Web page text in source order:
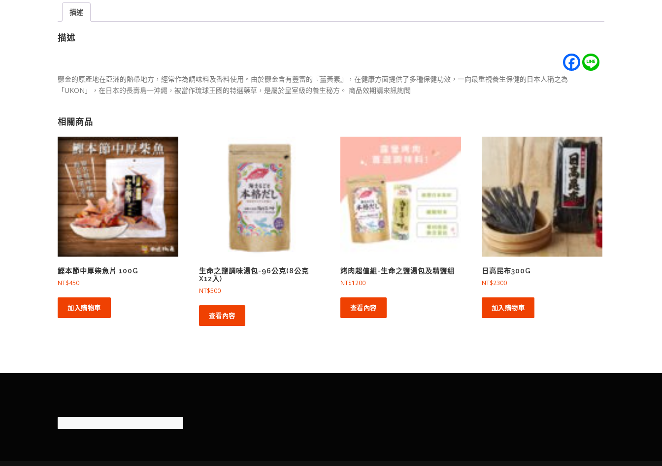
描述
描述
鬱金的原產地在亞洲的熱帶地方，經常作為調味料及香料使用。由於鬱金含有豐富的『薑黃素』，在健康方面提供了多種保健功效，一向最重視養生保健的日本人稱之為
「UKON」，在日本的長壽島一沖繩，被當作琉球王國的特選藥草，是屬於皇室級的養生秘方。 商品效期請來訊詢問
相關商品
鰹本節中厚柴魚片 100G
NT$450
加入購物車
生命之鹽調味湯包-96公克(8公克
X12入)
NT$500
查看內容
烤肉超值組-生命之鹽湯包及精鹽組
NT$1200
查看內容
日高昆布300G
NT$2300
加入購物車